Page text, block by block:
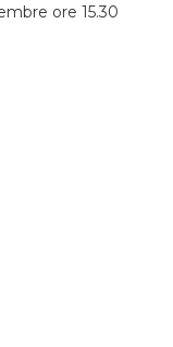
ore 15.30